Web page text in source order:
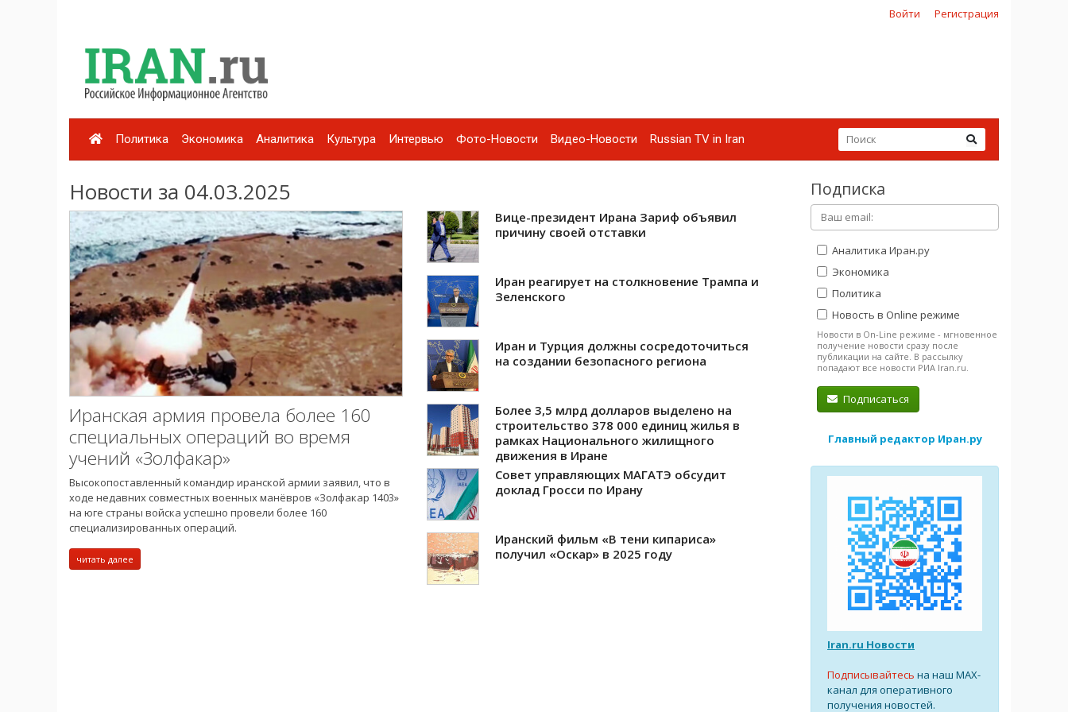
Войти Регистрация
Политика Экономика Аналитика Культура Интервью Фото-Новости Видео-Новости Russian TV in Iran
Новости за 04.03.2025
Иранская армия провела более 160
специальных операций во время
учений «Золфакар»
Высокопоставленный командир иранской армии заявил, что в
ходе недавних совместных военных манёвров «Золфакар 1403»
на юге страны войска успешно провели более 160
специализированных операций.
читать далее
Вице-президент Ирана Зариф объявил
причину своей отставки
Иран реагирует на столкновение Трампа и
Зеленского
Иран и Турция должны сосредоточиться
на создании безопасного региона
Более 3,5 млрд долларов выделено на
строительство 378 000 единиц жилья в
рамках Национального жилищного
движения в Иране
Совет управляющих МАГАТЭ обсудит
доклад Гросси по Ирану
Иранский фильм «В тени кипариса»
получил «Оскар» в 2025 году
Подписка
Аналитика Иран.ру
Экономика
Политика
Новость в Online режиме
Новости в On-Line режиме - мгновенное
получение новости сразу после
публикации на сайте. В рассылку
попадают все новости РИА Iran.ru.
Подписаться
Главный редактор Иран.ру
Iran.ru Новости
Подписывайтесь на наш MAX-
канал для оперативного
получения новостей.